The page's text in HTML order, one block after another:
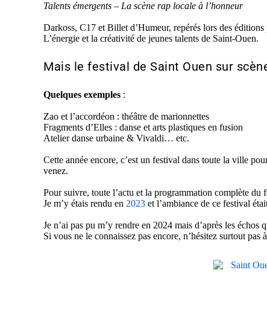
Talents émergents – La scène rap locale à l’honneur
Darkoss, C17 et Billet d’Humeur, repérés lors des
L’énergie et la créativité de jeunes talents de Saint-Ouen.
Mais le festival de Saint Ouen sur
Quelques exemples :
Zao et l’accordéon : théâtre de marionnettes
Fragments d’Elles : danse et arts plastiques en fusion
Atelier danse urbaine & Vivaldi… etc.
Cette année encore, c’est un festival dans toute la ville
venez.
Pour suivre, toute l’actu et la programmation complète
Je m’y étais rendu en 2023 et l’ambiance de ce festival
Je n’ai pas pu m’y rendre en 2024 mais d’après les
Si vous ne le connaissez pas encore, n’hésitez surtout